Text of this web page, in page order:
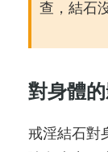
查，結石
對身體
戒淫結石對